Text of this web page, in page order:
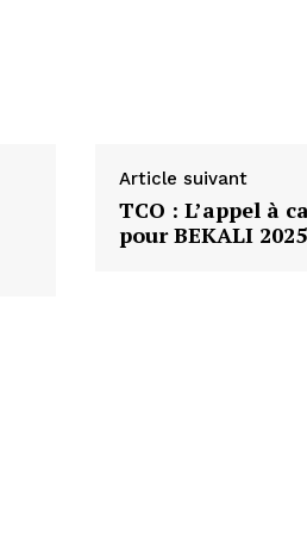
Article suivant
TCO : L’appel à
pour BEKALI 2025